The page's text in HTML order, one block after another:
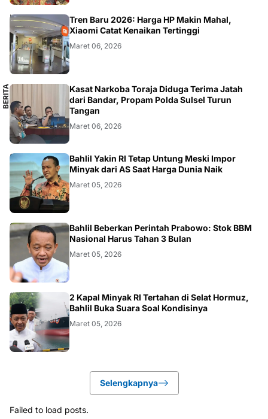
SMARTPHONE
Tren Baru 2026: Harga HP Makin Mahal,
Xiaomi Catat Kenaikan Tertinggi
Maret 06, 2026
B
E
R
I
T
A
L
O
K
AL
Kasat Narkoba Toraja Diduga Terima Jatah
dari Bandar, Propam Polda Sulsel Turun
Tangan
Maret 06, 2026
BISNIS
Bahlil Yakin RI Tetap Untung Meski Impor
Minyak dari AS Saat Harga Dunia Naik
Maret 05, 2026
BISNIS
Bahlil Beberkan Perintah Prabowo: Stok BBM
Nasional Harus Tahan 3 Bulan
Maret 05, 2026
BISNIS
2 Kapal Minyak RI Tertahan di Selat Hormuz,
Bahlil Buka Suara Soal Kondisinya
Maret 05, 2026
Selengkapnya
Failed to load posts.